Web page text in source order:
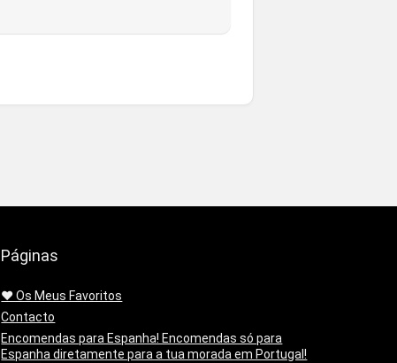
Páginas
❤️ Os Meus Favoritos
Contacto
Encomendas para Espanha! Encomendas só para
Espanha diretamente para a tua morada em Portugal!